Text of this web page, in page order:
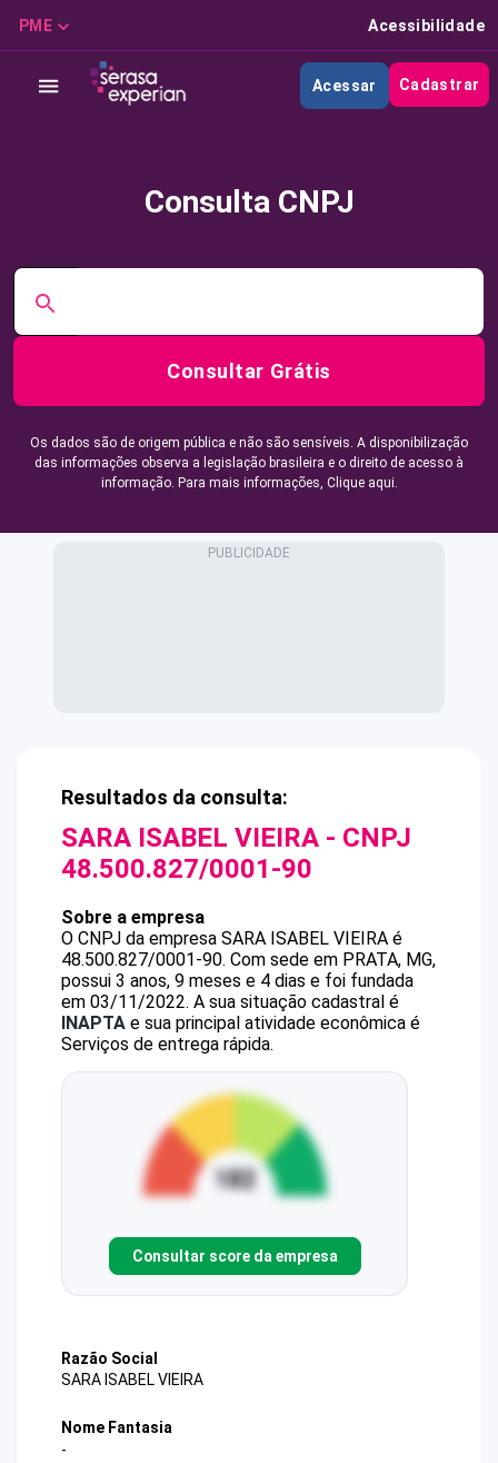
PME Acessibilidade
Acessar Cadastrar
Consulta CNPJ
Consultar Grátis
Os dados são de origem pública e não são sensíveis. A disponibilização
das informações observa a legislação brasileira e o direito de acesso à
informação. Para mais informações, Clique aqui.
Resultados da consulta:
SARA ISABEL VIEIRA - CNPJ
48.500.827/0001-90
Sobre a empresa
O CNPJ da empresa SARA ISABEL VIEIRA é
48.500.827/0001-90. Com sede em PRATA, MG,
possui 3 anos, 9 meses e 4 dias e foi fundada
em 03/11/2022. A sua situação cadastral é
INAPTA e sua principal atividade econômica é
Serviços de entrega rápida.
Consultar score da empresa
Razão Social
SARA ISABEL VIEIRA
Nome Fantasia
-